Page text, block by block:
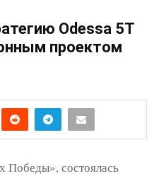
Odessa 5T
проектом
Победы», состоялась